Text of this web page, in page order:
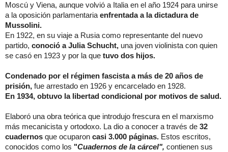
Moscú y Viena, aunque volvió a Italia en el año 1924 para unirse
a la oposición parlamentaria enfrentada a la dictadura de
Mussolini.
En 1922, en su viaje a Rusia como representante del nuevo
partido, conoció a Julia Schucht, una joven violinista con quien
se casó en 1923 y por la que tuvo dos hijos.
Condenado por el régimen fascista a más de 20 años de
prisión, fue arrestado en 1926 y encarcelado en 1928.
En 1934, obtuvo la libertad condicional por motivos de salud.
Elaboró una obra teórica que introdujo frescura en el marxismo
más mecanicista y ortodoxo. La dio a conocer a través de 32
cuadernos que ocuparon casi 3.000 páginas. Estos escritos,
conocidos como los "Cuadernos de la cárcel", contienen sus